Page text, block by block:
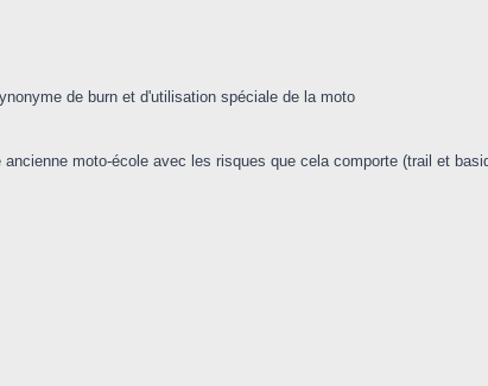
de burn et d'utilisation spéciale de la moto
moto-école avec les risques que cela comporte (trail et